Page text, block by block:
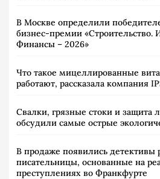
В Москве определили
бизнес-премии «Строительство.
Финансы – 2026»
Что такое мицеллированные
работают, рассказала компания
Свалки, грязные стоки и защита
обсудили самые острые
В продаже появились детективы
писательницы, основанные на
преступлениях во Франкфурте